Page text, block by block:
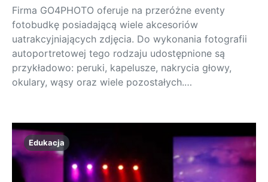
Firma GO4PHOTO oferuje na przeróżne eventy
fotobudkę posiadającą wiele akcesoriów
uatrakcyjniających zdjęcia. Do wykonania fotografii
autoportretowej tego rodzaju udostępnione są
przykładowo: peruki, kapelusze, nakrycia głowy,
okulary, wąsy oraz wiele pozostałych.…
Edukacja